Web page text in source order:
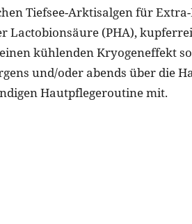
Tiefsee-Arktisalgen für
Lactobionsäure (PHA),
kühlenden Kryogeneffekt
und/oder abends über die
Hautpflegeroutine mit.